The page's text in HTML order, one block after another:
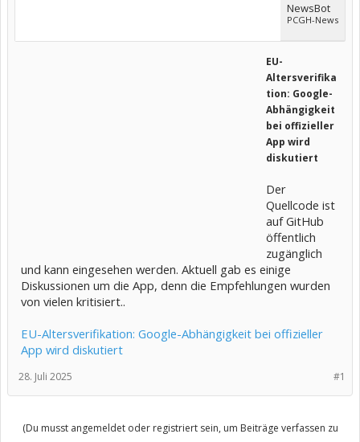
NewsBot
PCGH-News
EU-
Altersverifika
tion: Google-
Abhängigkeit
bei offizieller
App wird
diskutiert
Der
Quellcode ist
auf GitHub
öffentlich
zugänglich
und kann eingesehen werden. Aktuell gab es einige
Diskussionen um die App, denn die Empfehlungen wurden
von vielen kritisiert..
EU-Altersverifikation: Google-Abhängigkeit bei offizieller
App wird diskutiert
#1
28. Juli 2025
(Du musst angemeldet oder registriert sein, um Beiträge verfassen zu